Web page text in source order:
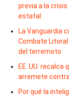
previa a la
estatal
La Vanguardia
Combate
del terremoto
EE. UU.
arremete
Por qué la